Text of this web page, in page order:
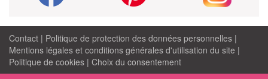
Contact | Politique de protection des données personnelles |
Mentions légales et conditions générales d'utilisation du site |
Politique de cookies | Choix du consentement